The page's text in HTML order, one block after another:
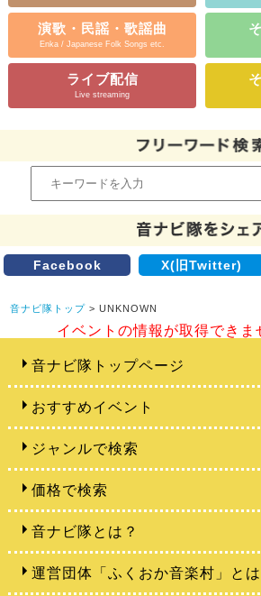
演歌・民謡・歌謡曲
Enka / Japanese Folk Songs etc.
ライブ配信
Live streaming
Facebook X(旧Twitter)
音ナビ隊トップ > UNKNOWN
イベントの情報が取得できま
音ナビ隊トップページ
おすすめイベント
ジャンルで検索
価格で検索
音ナビ隊とは？
運営団体「ふくおか音楽村」とは